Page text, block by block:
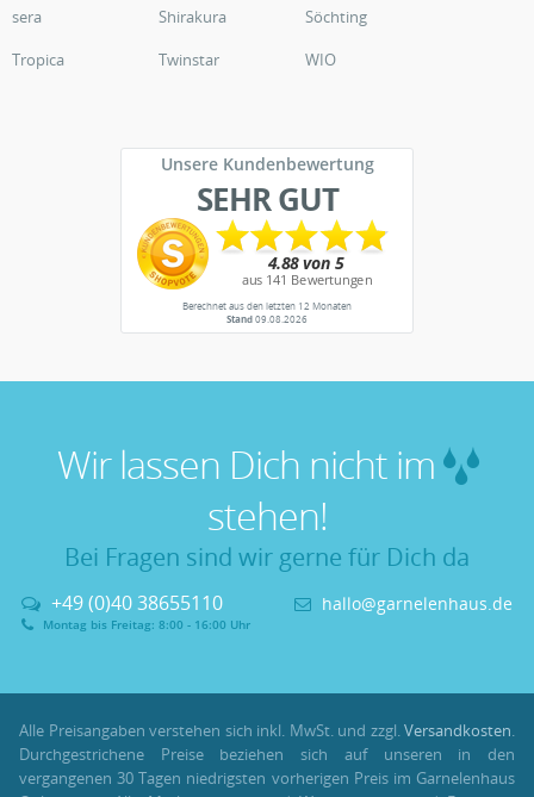
sera
Shirakura
Söchting
Tropica
Twinstar WIO
Unsere Kundenbewertung
SEHR GUT
Berechnet aus den letzten 12 Monaten
Stand09.08.2026
Wir lassen Dich nicht im
stehen!
Bei Fragen sind wir gerne für Dich da
+49 (0)40 38655110
Montag bis Freitag: 8:00 - 16:00 Uhr
hallo@garnelenhaus.de
Alle Preisangaben verstehen sich inkl. MwSt. und zzgl.Versandkosten.
Durchgestrichene Preise beziehen sich auf unseren in den
vergangenen 30 Tagen niedrigsten vorherigen Preis im Garnelenhaus